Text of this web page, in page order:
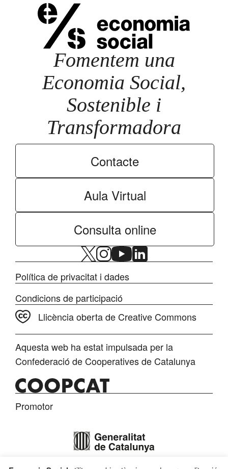
Fomentem una
Economia Social,
Sostenible i
Transformadora
Contacte
Aula Virtual
Consulta online
Política de privacitat i dades
Condicions de participació
Llicència oberta de Creative Commons
Aquesta web ha estat impulsada per la
Confederació de Cooperatives de Catalunya
Promotor